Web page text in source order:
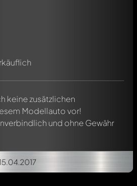
keine zusätzlichen
Modellauto vor!
und ohne Gewähr
Kommentar zu diesem Modell!
von allen Mitgliedern diskutiert
Mitglieder durch die